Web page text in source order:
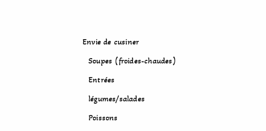
Envie de cusiner
Soupes (froides-chaudes)
Entrées
légumes/salades
Poissons